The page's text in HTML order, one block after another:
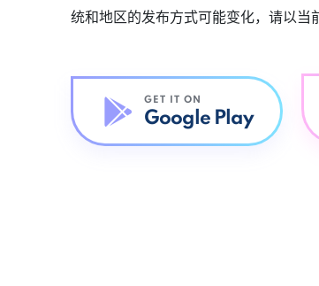
统和地区的发布方式可能变化，请以当
GET IT ON
Google Play